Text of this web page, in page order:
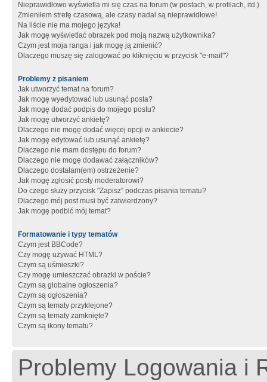
Nieprawidłowo wyświetla mi się czas na forum (w postach, w profilach, itd.)
Zmieniłem strefę czasową, ale czasy nadal są nieprawidłowe!
Na liście nie ma mojego języka!
Jak mogę wyświetlać obrazek pod moją nazwą użytkownika?
Czym jest moja ranga i jak mogę ją zmienić?
Dlaczego muszę się zalogować po kliknięciu w przycisk "e-mail"?
Problemy z pisaniem
Jak utworzyć temat na forum?
Jak mogę wyedytować lub usunąć posta?
Jak mogę dodać podpis do mojego postu?
Jak mogę utworzyć ankietę?
Dlaczego nie mogę dodać więcej opcji w ankiecie?
Jak mogę edytować lub usunąć ankietę?
Dlaczego nie mam dostępu do forum?
Dlaczego nie mogę dodawać załączników?
Dlaczego dostałam(em) ostrzeżenie?
Jak mogę zgłosić posty moderatorowi?
Do czego służy przycisk "Zapisz" podczas pisania tematu?
Dlaczego mój post musi być zatwierdzony?
Jak mogę podbić mój temat?
Formatowanie i typy tematów
Czym jest BBCode?
Czy mogę używać HTML?
Czym są uśmieszki?
Czy mogę umieszczać obrazki w poście?
Czym są globalne ogłoszenia?
Czym są ogłoszenia?
Czym są tematy przyklejone?
Czym są tematy zamknięte?
Czym są ikony tematu?
Problemy Logowania i